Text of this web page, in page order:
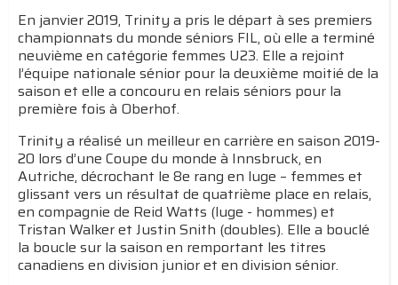
En janvier 2019, Trinity a pris le départ à ses premiers
championnats du monde séniors FIL, où elle a terminé
neuvième en catégorie femmes U23. Elle a rejoint
l’équipe nationale sénior pour la deuxième moitié de la
saison et elle a concouru en relais séniors pour la
première fois à Oberhof.
Trinity a réalisé un meilleur en carrière en saison 2019-
20 lors d’une Coupe du monde à Innsbruck, en
Autriche, décrochant le 8e rang en luge – femmes et
glissant vers un résultat de quatrième place en relais,
en compagnie de Reid Watts (luge - hommes) et
Tristan Walker et Justin Snith (doubles). Elle a bouclé
la boucle sur la saison en remportant les titres
canadiens en division junior et en division sénior.